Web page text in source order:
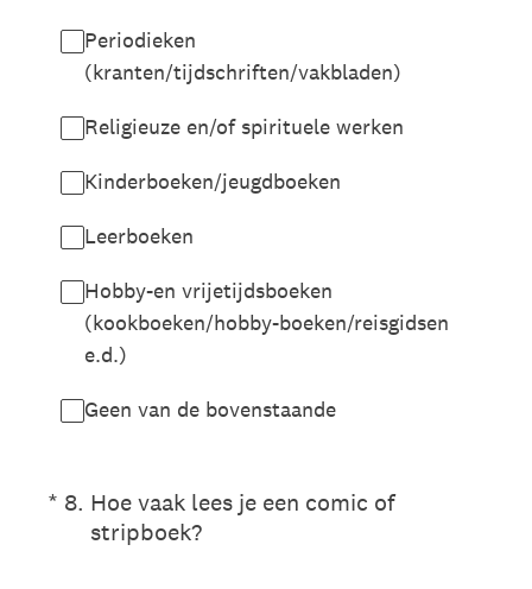
Periodieken
(kranten/tijdschriften/vakbladen)
Religieuze en/of spirituele werken
Kinderboeken/jeugdboeken
Leerboeken
Hobby-en vrijetijdsboeken
(kookboeken/hobby-boeken/reisgidsen
e.d.)
Geen van de bovenstaande
* 8. Hoe vaak lees je een comic of
stripboek?
(Vereist.)